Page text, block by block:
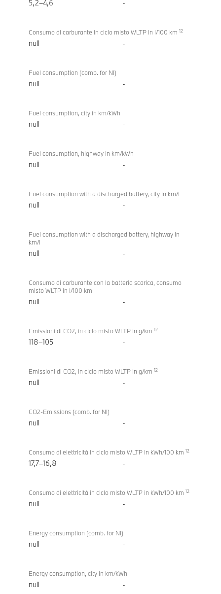
5,2–4,6 -
Consumo di carburante in ciclo misto WLTP in l/100 km 12
null -
Fuel consumption (comb. for NI)
null -
Fuel consumption, city in km/kWh
null -
Fuel consumption, highway in km/kWh
null -
Fuel consumption with a discharged battery, city in km/l
null -
Fuel consumption with a discharged battery, highway in
km/l
null -
Consumo di carburante con la batteria scarica, consumo
misto WLTP in l/100 km
null -
Emissioni di CO2, in ciclo misto WLTP in g/km 12
118–105 -
Emissioni di CO2, in ciclo misto WLTP in g/km 12
null -
CO2-Emissions (comb. for NI)
null -
Consumo di elettricità in ciclo misto WLTP in kWh/100 km 12
17,7–16,8 -
Consumo di elettricità in ciclo misto WLTP in kWh/100 km 12
null -
Energy consumption (comb. for NI)
null -
Energy consumption, city in km/kWh
null -